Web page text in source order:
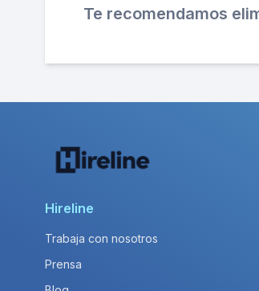
Te recomendamos
Hireline
Trabaja con nosotros
Prensa